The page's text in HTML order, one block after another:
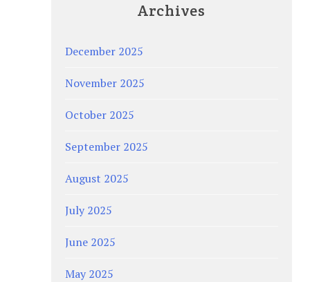
Archives
December 2025
November 2025
October 2025
September 2025
August 2025
July 2025
June 2025
May 2025